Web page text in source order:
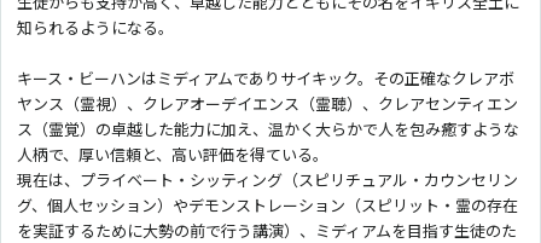
知られるようになる。
キース・ビーハンはミディアムでありサイキック。その正確なクレアボ
ヤンス（霊視）、クレアオーデイエンス（霊聴）、クレアセンティエン
ス（霊覚）の卓越した能力に加え、温かく大らかで人を包み癒すような
人柄で、厚い信頼と、高い評価を得ている。
現在は、プライベート・シッティング（スピリチュアル・カウンセリン
グ、個人セッション）やデモンストレーション（スピリット・霊の存在
を実証するために大勢の前で行う講演）、ミディアムを目指す生徒のた